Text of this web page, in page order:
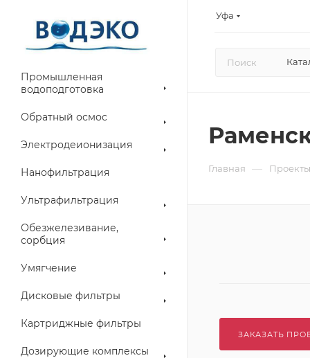
Уфа
Промышленная
водоподготовка
Обратный осмос
Электродеионизация
Нанофильтрация
Ультрафильтрация
Обезжелезивание,
сорбция
Умягчение
Дисковые фильтры
Картриджные фильтры
Дозирующие комплексы
Главная — Проекты
ЗАКАЗАТЬ